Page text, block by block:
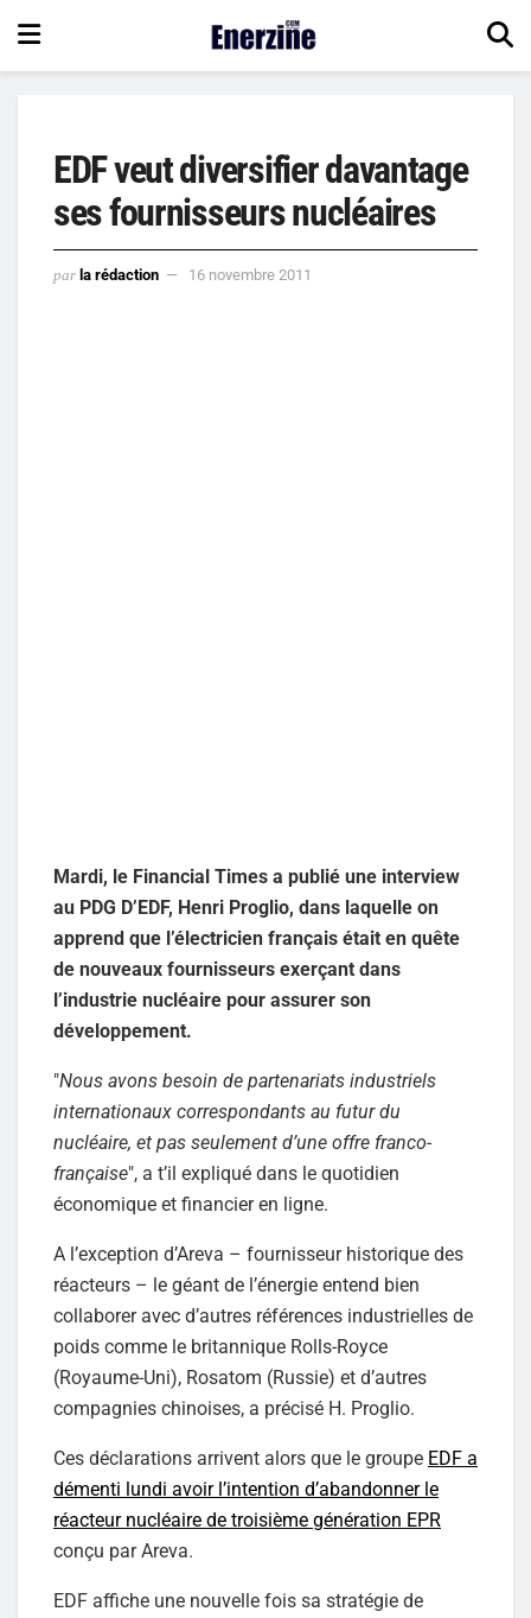
EDF veut diversifier davantage
ses fournisseurs nucléaires
par la rédaction 16 novembre 2011
Mardi, le Financial Times a publié une interview
au PDG D’EDF, Henri Proglio, dans laquelle on
apprend que l’électricien français était en quête
de nouveaux fournisseurs exerçant dans
l’industrie nucléaire pour assurer son
développement.
"Nous avons besoin de partenariats industriels
internationaux correspondants au futur du
nucléaire, et pas seulement d’une offre franco-
française", a t’il expliqué dans le quotidien
économique et financier en ligne.
A l’exception d’Areva – fournisseur historique des
réacteurs – le géant de l’énergie entend bien
collaborer avec d’autres références industrielles de
poids comme le britannique Rolls-Royce
(Royaume-Uni), Rosatom (Russie) et d’autres
compagnies chinoises, a précisé H. Proglio.
Ces déclarations arrivent alors que le groupe EDF a
démenti lundi avoir l’intention d’abandonner le
réacteur nucléaire de troisième génération EPR
conçu par Areva.
EDF affiche une nouvelle fois sa stratégie de